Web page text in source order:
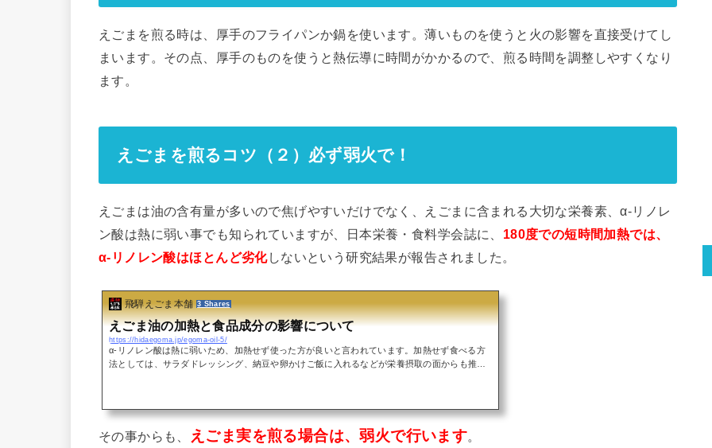
えごまを煎る時は、厚手のフライパンか鍋を使います。薄いものを使うと火の影響を直接受けてし
まいます。その点、厚手のものを使うと熱伝導に時間がかかるので、煎る時間を調整しやすくなり
ます。
えごまを煎るコツ（２）必ず弱火で！
えごまは油の含有量が多いので焦げやすいだけでなく、えごまに含まれる大切な栄養素、α-リノレ
ン酸は熱に弱い事でも知られていますが、日本栄養・食料学会誌に、 180度での短時間加熱では、
α-リノレン酸はほとんど劣化しないという研究結果が報告されました。
飛騨えごま本舗 3 Shares
えごま油の加熱と食品成分の影響について
https://hidaegoma.jp/egoma-oil-5/
α-リノレン酸は熱に弱いため、加熱せず使った方が良いと言われています。加熱せず食べる方
法としては、サラダドレッシング、納豆や卵かけご飯に入れるなどが栄養摂取の面からも推奨
ていた所、日本栄養・食料学会誌で興味深い研究結果が報告されていました。エゴマ ...
その事からも、 えごま実を煎る場合は、弱火で行います